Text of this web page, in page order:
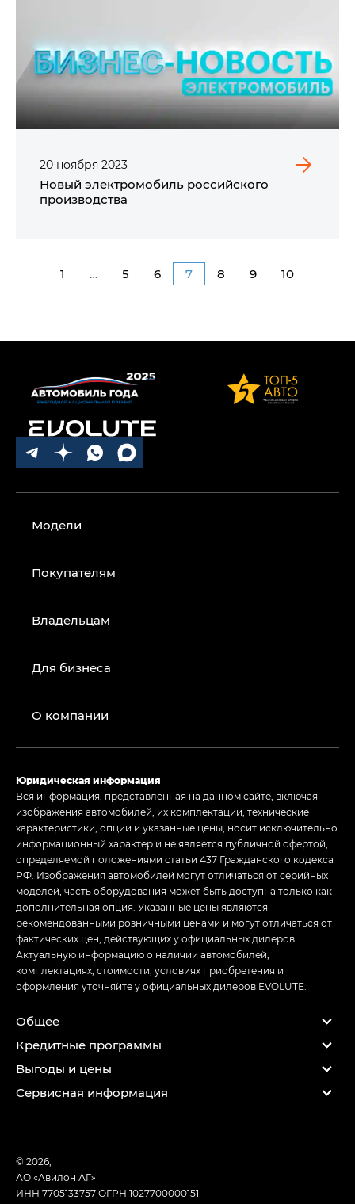
20 ноября 2023
Новый электромобиль российского
производства
1 … 5 6 7 8 9 10
Модели
Покупателям
Владельцам
Для бизнеса
О компании
Юридическая информация
Вся информация, представленная на данном сайте, включая
изображения автомобилей, их комплектации, технические
характеристики, опции и указанные цены, носит исключительно
информационный характер и не является публичной офертой,
определяемой положениями статьи 437 Гражданского кодекса
РФ. Изображения автомобилей могут отличаться от серийных
моделей, часть оборудования может быть доступна только как
дополнительная опция. Указанные цены являются
рекомендованными розничными ценами и могут отличаться от
фактических цен, действующих у официальных дилеров.
Актуальную информацию о наличии автомобилей,
комплектациях, стоимости, условиях приобретения и
оформления уточняйте у официальных дилеров EVOLUTE.
Общее
Кредитные программы
Выгоды и цены
Сервисная информация
© 2026,
АО «Авилон АГ»
ИНН 7705133757ОГРН 1027700000151